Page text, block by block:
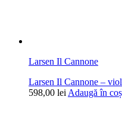
Larsen Il Cannone
Larsen Il Cannone –
598,00 lei Adaugă în coș